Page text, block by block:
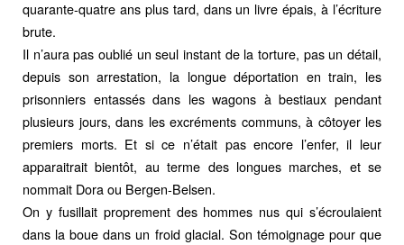
quarante-quatre ans plus tard, dans un livre épais, à l’écriture
brute.
Il n’aura pas oublié un seul instant de la torture, pas un détail,
depuis son arrestation, la longue déportation en train, les
prisonniers entassés dans les wagons à bestiaux pendant
plusieurs jours, dans les excréments communs, à côtoyer les
premiers morts. Et si ce n’était pas encore l’enfer, il leur
apparaitrait bientôt, au terme des longues marches, et se
nommait Dora ou Bergen-Belsen.
On y fusillait proprement des hommes nus qui s’écroulaient
dans la boue dans un froid glacial. Son témoignage pour que